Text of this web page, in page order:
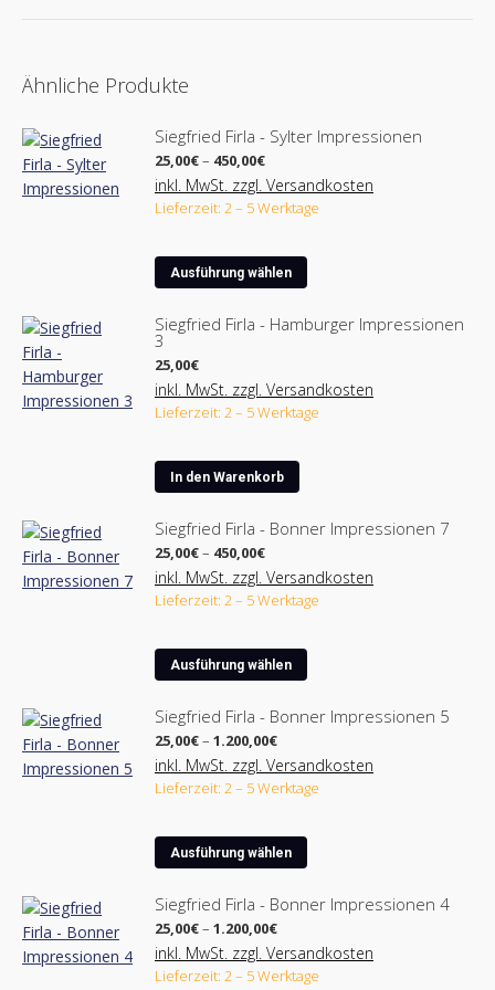
Ähnliche Produkte
Siegfried Firla - Sylter Impressionen
25,00€– 450,00€Preisspanne:
25,00€
bis
450,00€
inkl. MwSt. zzgl. Versandkosten
Lieferzeit: 2 – 5 Werktage
Ausführung wählen
Dieses
Produkt
mehrere
auf.
Die
Produktseite
werden
Siegfried Firla - Hamburger Impressionen
3
25,00€
inkl. MwSt. zzgl. Versandkosten
Lieferzeit: 2 – 5 Werktage
In den Warenkorb
Siegfried Firla - Bonner Impressionen 7
25,00€– 450,00€Preisspanne:
25,00€
bis
450,00€
inkl. MwSt. zzgl. Versandkosten
Lieferzeit: 2 – 5 Werktage
Ausführung wählen
Dieses
Produkt
weist
mehrere
Varianten
auf.
der
gewählt
werden
Siegfried Firla - Bonner Impressionen 5
25,00€– 1.200,00€Preisspanne:
25,00€
bis
1.200,00€
inkl. MwSt. zzgl. Versandkosten
Lieferzeit: 2 – 5 Werktage
Ausführung wählen
Dieses
Produkt
weist
mehrere
Varianten
auf.
Siegfried Firla - Bonner Impressionen 4
25,00€– 1.200,00€Preisspanne:
25,00€
bis
inkl. MwSt. zzgl. Versandkosten
Lieferzeit: 2 – 5 Werktage